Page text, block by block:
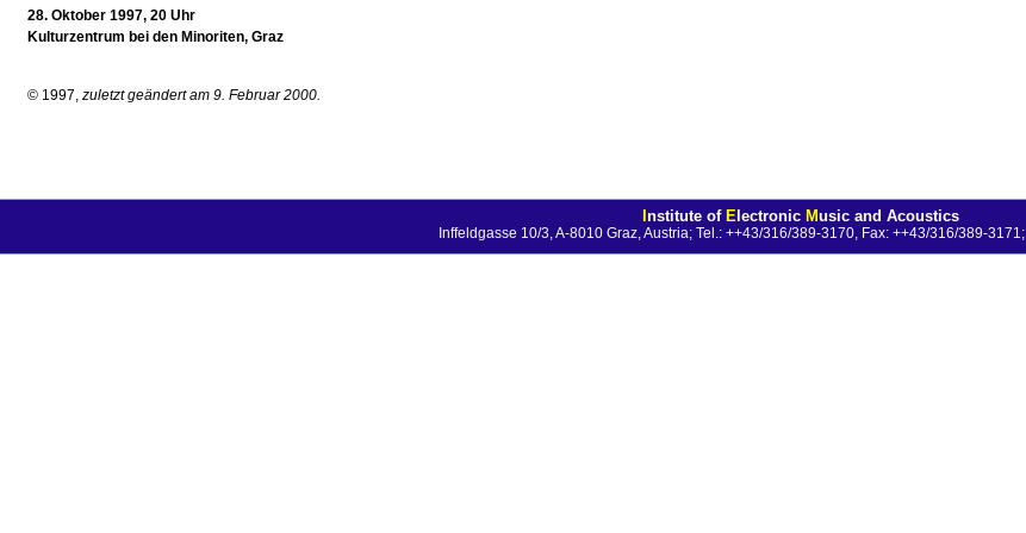
28. Oktober 1997, 20 Uhr
Kulturzentrum bei den Minoriten, Graz
© 1997, zuletzt geändert am 9. Februar 2000.
Institute of Electronic Music and Acoustics
Inffeldgasse 10/3, A-8010 Graz, Austria; Tel.: ++43/316/389-3170, Fax: ++43/316/389-3171;